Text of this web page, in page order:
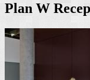
Plan W